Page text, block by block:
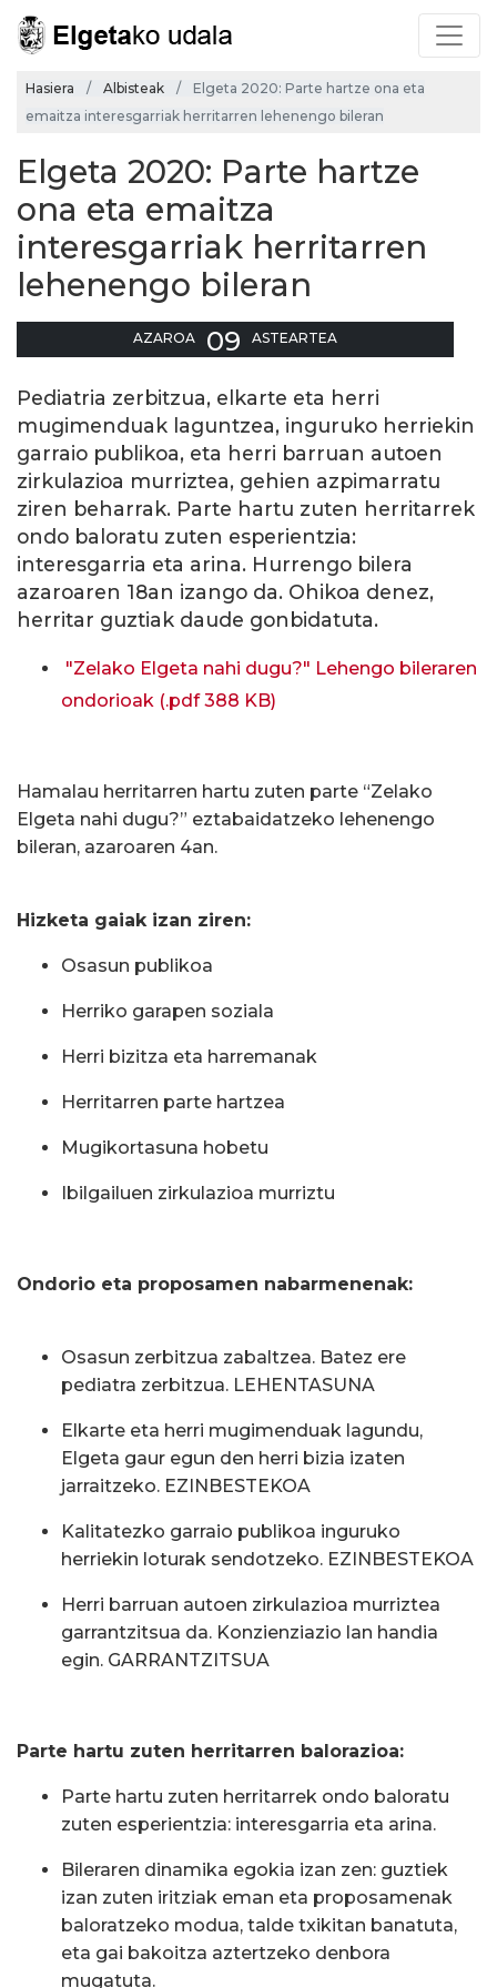
Hasiera Albisteak
Elgeta 2020: Parte hartze ona eta
emaitza interesgarriak herritarren lehenengo bileran
Elgeta 2020: Parte hartze
ona eta emaitza
interesgarriak herritarren
lehenengo bileran
AZAROA 09 ASTEARTEA
Pediatria zerbitzua, elkarte eta herri
mugimenduak laguntzea, inguruko herriekin
garraio publikoa, eta herri barruan autoen
zirkulazioa murriztea, gehien azpimarratu
ziren beharrak. Parte hartu zuten herritarrek
ondo baloratu zuten esperientzia:
interesgarria eta arina. Hurrengo bilera
azaroaren 18an izango da. Ohikoa denez,
herritar guztiak daude gonbidatuta.
"Zelako Elgeta nahi dugu?" Lehengo bileraren
ondorioak (.pdf 388 KB)
Hamalau herritarren hartu zuten parte “Zelako
Elgeta nahi dugu?” eztabaidatzeko lehenengo
bileran, azaroaren 4an.
Hizketa gaiak izan ziren:
Osasun publikoa
Herriko garapen soziala
Herri bizitza eta harremanak
Herritarren parte hartzea
Mugikortasuna hobetu
Ibilgailuen zirkulazioa murriztu
Ondorio eta proposamen nabarmenenak:
Osasun zerbitzua zabaltzea. Batez ere
pediatra zerbitzua. LEHENTASUNA
Elkarte eta herri mugimenduak lagundu,
Elgeta gaur egun den herri bizia izaten
jarraitzeko. EZINBESTEKOA
Kalitatezko garraio publikoa inguruko
herriekin loturak sendotzeko. EZINBESTEKOA
Herri barruan autoen zirkulazioa murriztea
garrantzitsua da. Konzienziazio lan handia
egin. GARRANTZITSUA
Parte hartu zuten herritarren balorazioa:
Parte hartu zuten herritarrek ondo baloratu
zuten esperientzia: interesgarria eta arina.
Bileraren dinamika egokia izan zen: guztiek
izan zuten iritziak eman eta proposamenak
baloratzeko modua, talde txikitan banatuta,
eta gai bakoitza aztertzeko denbora
mugatuta.